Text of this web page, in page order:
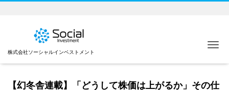
株式会社ソーシャルインベストメント
【幻冬舎連載】「どうして株価は上がるか」その仕